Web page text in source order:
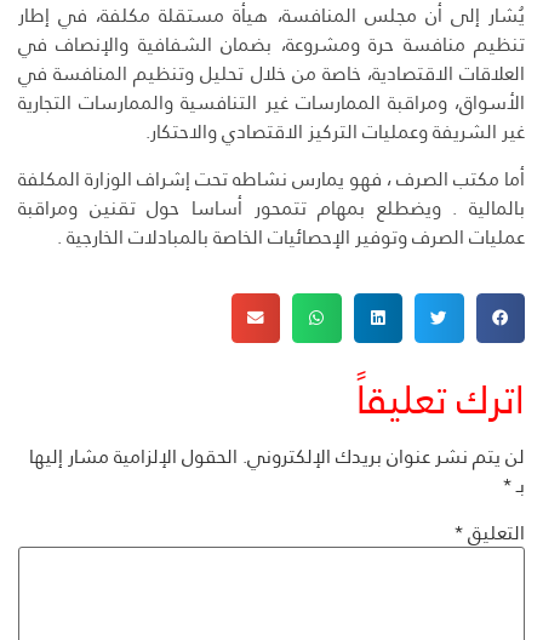
يُشار إلى أن مجلس المنافسة، هيأة مستقلة مكلفة، في إطار
تنظيم منافسة حرة ومشروعة، بضمان الشفافية والإنصاف في
العلاقات الاقتصادية، خاصة من خلال تحليل وتنظيم المنافسة في
الأسواق، ومراقبة الممارسات غير التنافسية والممارسات التجارية
غير الشريفة وعمليات التركيز الاقتصادي والاحتكار.
أما مكتب الصرف ، فهو يمارس نشاطه تحت إشراف الوزارة المكلفة
بالمالية . ويضطلع بمهام تتمحور أساسا حول تقنين ومراقبة
عمليات الصرف وتوفير الإحصائيات الخاصة بالمبادلات الخارجية .
اترك تعليقاً
لن يتم نشر عنوان بريدك الإلكتروني.الحقول الإلزامية مشار إليها
بـ*
التعليق*